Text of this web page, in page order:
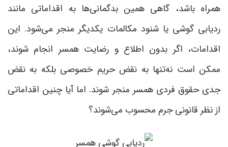
همراه باشد، گاهی همین بدگمانی‌ها به اقداماتی مانند
ردیابی گوشی یا شنود مکالمات یکدیگر منجر می‌شود. این
اقدامات، اگر بدون اطلاع و رضایت همسر انجام شوند،
ممکن است نه‌تنها به نقض حریم خصوصی بلکه به نقض
جدی حقوق فردی همسر منجر شوند. اما آیا چنین اقداماتی
از نظر قانونی جرم محسوب می‌شوند؟